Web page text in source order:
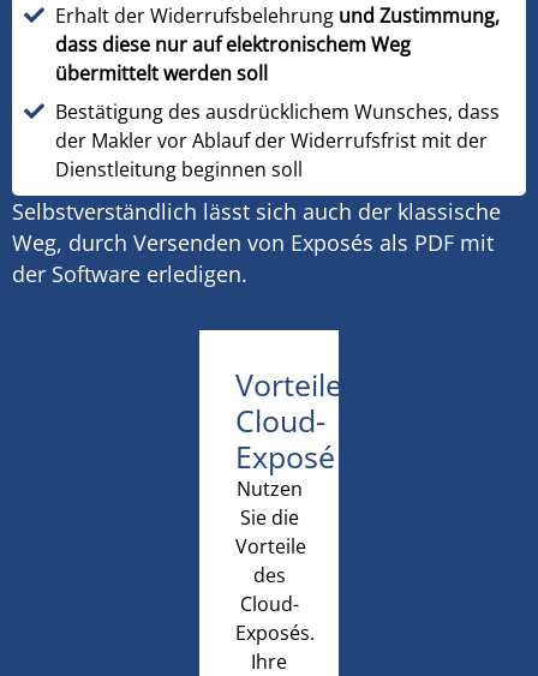
Erhalt der Widerrufsbelehrung und Zustimmung,
dass diese nur auf elektronischem Weg
übermittelt werden soll
Bestätigung des ausdrücklichem Wunsches, dass
der Makler vor Ablauf der Widerrufsfrist mit der
Dienstleitung beginnen soll
Selbstverständlich lässt sich auch der klassische
Weg, durch Versenden von Exposés als PDF mit
der Software erledigen.
Vorteile
Cloud-
Exposé
Nutzen
Sie die
Vorteile
des
Cloud-
Exposés.
Ihre